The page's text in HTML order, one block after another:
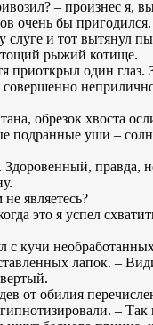
– произнес я,
очень бы
слуге и тот вытянул
тощий рыжий котище.
приоткрыл один
обрезок хвоста
подранные уши –
правда,
являетесь?
это я успел
с кучи
лапок.
от обилия
–